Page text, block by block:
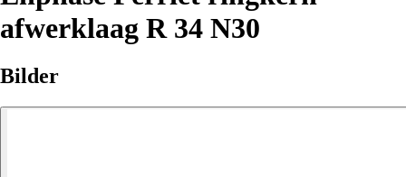
afwerklaag R 34 N30
Bilder